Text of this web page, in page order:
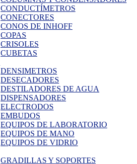
CONDUCTÍMETROS
CONECTORES
CONOS DE INHOFF
COPAS
CRISOLES
CUBETAS
DENSIMETROS
DESECADORES
DESTILADORES DE AGUA
DISPENSADORES
ELECTRODOS
EMBUDOS
EQUIPOS DE LABORATORIO
EQUIPOS DE MANO
EQUIPOS DE VIDRIO
GRADILLAS Y SOPORTES